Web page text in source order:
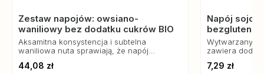
Zestaw napojów: owsiano-
waniliowy bez dodatku cukrów BIO
Aksamitna konsystencja i subtelna
waniliowa nuta sprawiają, że napój
śniadaniowymi, koktajlami oraz wypiekami.
44,08 zł
Napój
Wytwarzany z
zawiera
sprawia, że
7,29 zł